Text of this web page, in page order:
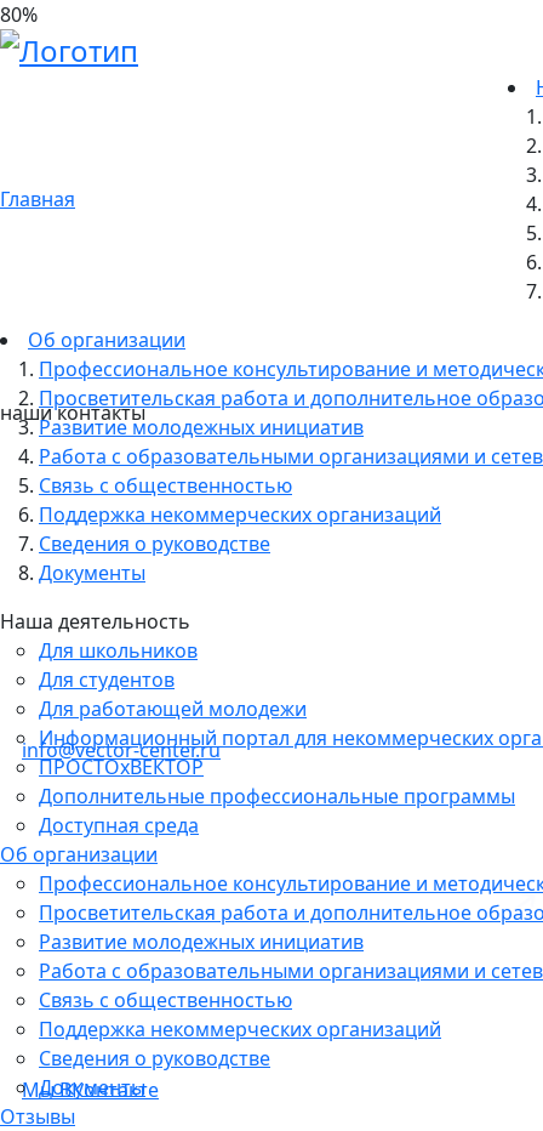
Главная
Об организации
Профессиональное консультирование и
Просветительская работа и дополнительное
Развитие молодежных инициатив
Работа с образовательными организациями и
Связь с общественностью
Поддержка некоммерческих организаций
Сведения о руководстве
Документы
Наша деятельность
Для школьников
Для студентов
Для работающей молодежи
Информационный портал для некоммерческих
ПРОСТОхВЕКТОР
Дополнительные профессиональные программы
Доступная среда
Об организации
Профессиональное консультирование и
Просветительская работа и дополнительное
Развитие молодежных инициатив
Работа с образовательными организациями и
Связь с общественностью
Поддержка некоммерческих организаций
Сведения о руководстве
Документы
Отзывы
90%
22.08.2023
25 августа официально
наши контакты
info@vector-center.ru
Мы ВКонтакте